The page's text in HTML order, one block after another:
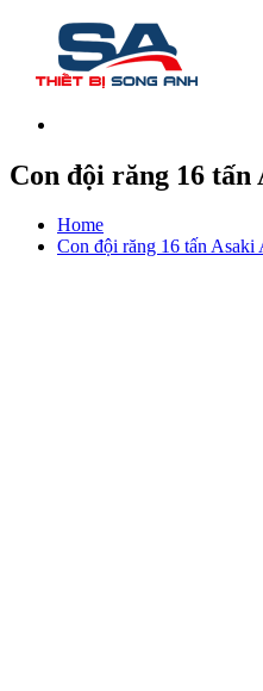
Con đội răng 16 tấn
Home
Con đội răng 16 tấn Asaki